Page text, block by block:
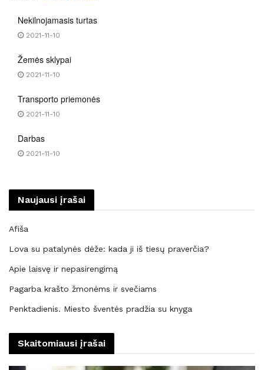
Nekilnojamasis turtas
2021-11-10
Žemės sklypai
2021-11-10
Transporto priemonės
2021-11-10
Darbas
2021-11-10
Naujausi įrašai
Afiša
Lova su patalynės dėže: kada ji iš tiesų praverčia?
Apie laisvę ir nepasirengimą
Pagarba krašto žmonėms ir svečiams
Penktadienis. Miesto šventės pradžia su knyga
Skaitomiausi įrašai